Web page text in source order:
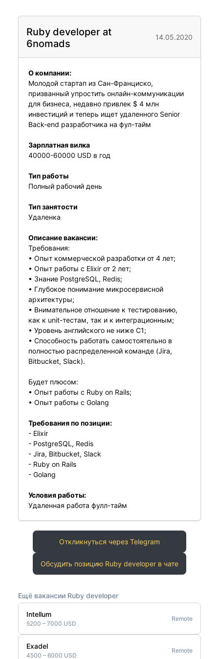
Ruby developer at
6nomads
14.05.2020
О компании:
Молодой стартап из Сан-Франциско,
призванный упростить онлайн-коммуникации
для бизнеса, недавно привлек $ 4 млн
инвестиций и теперь ищет удаленного Senior
Back-end разработчика на фул-тайм
Зарплатная вилка
40000-60000 USD в год
Тип работы
Полный рабочий день
Тип занятости
Удаленка
Описание вакансии:
Требования:
• Опыт коммерческой разработки от 4 лет;
• Опыт работы с Elixir от 2 лет;
• Знание PostgreSQL, Redis;
• Глубокое понимание микросервисной
архитектуры;
• Внимательное отношение к тестированию,
как к unit-тестам, так и к интеграционным;
• Уровень английского не ниже С1;
• Способность работать самостоятельно в
полностью распределенной команде (Jira,
Bitbucket, Slack).
Будет плюсом:
• Опыт работы с Ruby on Rails;
• Опыт работы с Golang
Требования по позиции:
- Elixir
- PostgreSQL, Redis
- Jira, Bitbucket, Slack
- Ruby on Rails
- Golang
Условия работы:
Удаленная работа фулл-тайм
Откликнуться через Telegram
Обсудить позицию Ruby developer в чате
Ещё вакансии Ruby developer
Intellum
5200 – 7000 USD
Remote
Exadel
4500 – 6000 USD
Remote